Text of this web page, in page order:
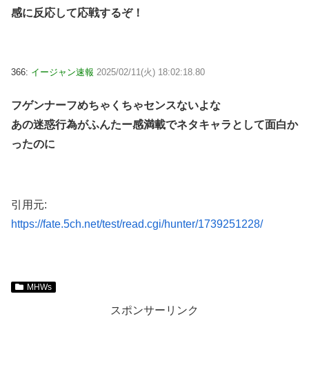
感に反応して応戦するぞ！
366: イージャン速報 2025/02/11(火) 18:02:18.80
フゲンナーフめちゃくちゃセンスないよな
あの迷惑行為がふんたー感満載でネタキャラとして面白か
ったのに
引用元:
https://fate.5ch.net/test/read.cgi/hunter/1739251228/
MHWs
スポンサーリンク